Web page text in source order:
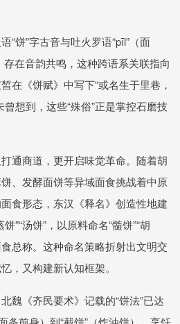
“饼”字古音与吐火罗语“pīl”（面
存在音韵共鸣，这种跨语系关联指向
在《饼赋》中写下“或名生于里巷，
想到，这些“殊俗”正是掌控石磨技
通商道，更开启味觉革命。随着胡
、发酵面饼等异域面食挑战着中原
食形态，东汉《释名》创造性地建
”“汤饼”，以原料命名“髓饼”“胡
总称。这种命名策略折射出文明交
又构建新认知框架。
魏《齐民要术》记载的“饼法”已达